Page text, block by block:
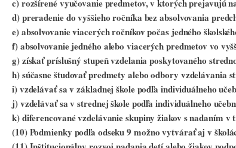
c) rozšírené vyučovanie predmetov, v ktorých prejavujú
d) preradenie do vyššieho ročníka bez absolvovania
e) absolvovanie viacerých ročníkov počas jedného
f) absolvovanie jedného alebo viacerých predmetov vo
g) získať príslušný stupeň vzdelania poskytovaného
h) súčasne študovať predmety alebo odbory vzdelávania
i) vzdelávať sa v základnej škole podľa individuálneho
j) vzdelávať sa v strednej škole podľa individuálneho
k) diferencované vzdelávanie skupiny žiakov s nadaním
(10) Podmienky podľa odseku 9 možno vytvárať aj v